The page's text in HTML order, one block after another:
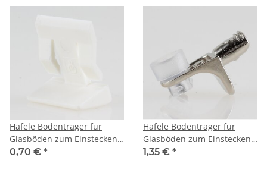
Häfele Bodenträger für
Glasböden zum Einstecken
in 5mm Bohrloch mit
0,70 € *
Häfele Bodenträger für
Glasböden zum Einstecken
in 5mm Bohrloch mit
1,35 € *